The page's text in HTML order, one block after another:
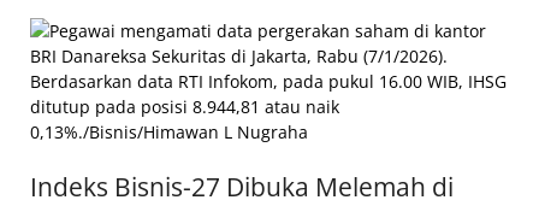
Indeks Bisnis-27 Dibuka Melemah di